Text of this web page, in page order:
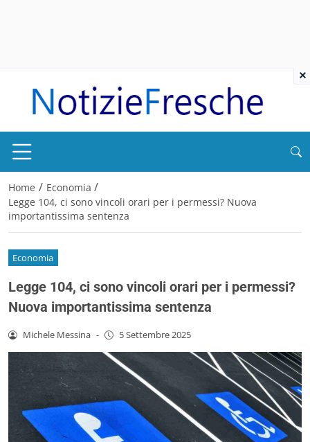
Home / Economia /
Legge 104, ci sono vincoli orari per i permessi? Nuova
importantissima sentenza
Economia
Legge 104, ci sono vincoli orari per i permessi?
Nuova importantissima sentenza
Michele Messina - 5 Settembre 2025
×